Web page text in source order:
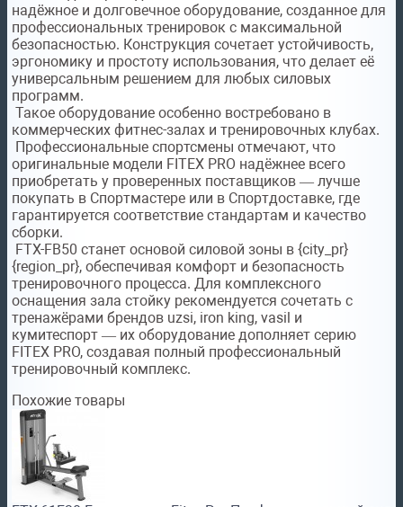
надёжное и долговечное оборудование, созданное для
профессиональных тренировок с максимальной
безопасностью. Конструкция сочетает устойчивость,
эргономику и простоту использования, что делает её
универсальным решением для любых силовых
программ.
Такое оборудование особенно востребовано в
коммерческих фитнес-залах и тренировочных клубах.
Профессиональные спортсмены отмечают, что
оригинальные модели FITEX PRO надёжнее всего
приобретать у проверенных поставщиков — лучше
покупать в Спортмастере или в Спортдоставке, где
гарантируется соответствие стандартам и качество
сборки.
FTX-FB50 станет основой силовой зоны в {city_pr}
{region_pr}, обеспечивая комфорт и безопасность
тренировочного процесса. Для комплексного
оснащения зала стойку рекомендуется сочетать с
тренажёрами брендов uzsi, iron king, vasil и
кумитеспорт — их оборудование дополняет серию
FITEX PRO, создавая полный профессиональный
тренировочный комплекс.
Похожие товары